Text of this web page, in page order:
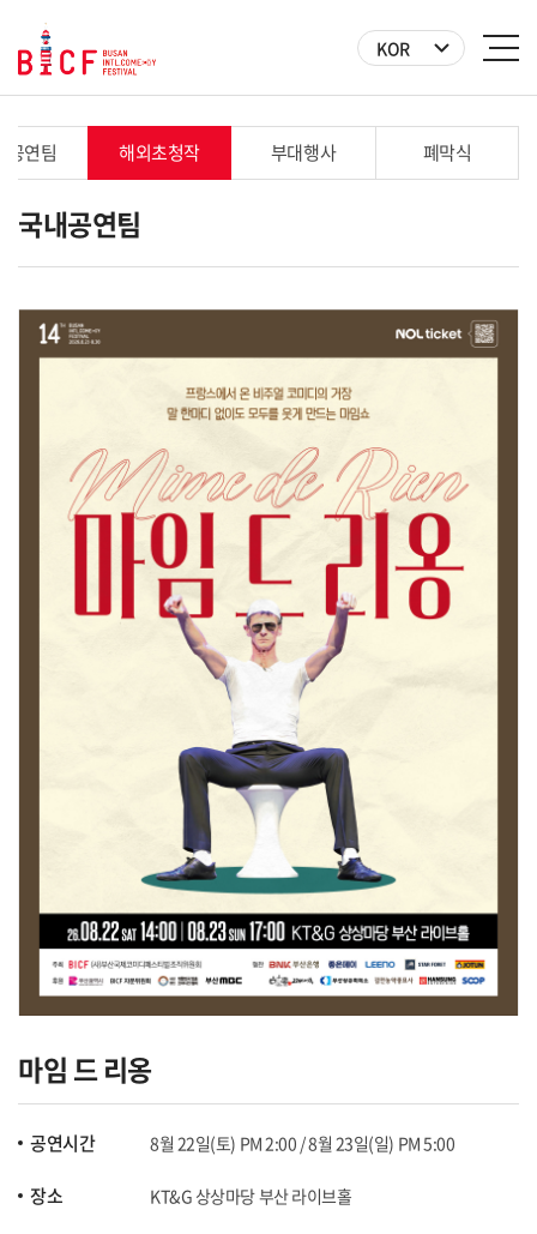
KOR
공연팀 해외초청작 부대행사 폐막식
국내공연팀
마임 드 리옹
공연시간 8월 22일(토) PM 2:00 / 8월 23일(일) PM 5:00
장소 KT&G 상상마당 부산 라이브홀